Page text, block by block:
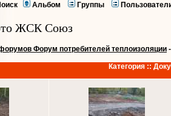
Альбом Группы
ЖСК Союз
Форум потребителей теплоизоляции
Категория ::